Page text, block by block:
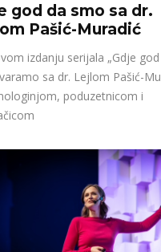
god da smo sa dr.
Pašić-Muradić
izdanju serijala „Gdje
sa dr. Lejlom Pašić-
poduzetnicom i